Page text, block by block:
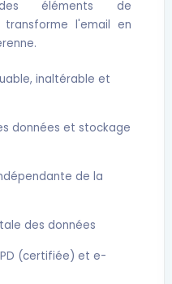
des éléments de
transforme l'email en
inaltérable et
données et stockage
de la
des données
(certifiée) et e-